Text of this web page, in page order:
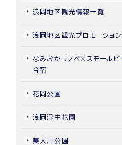
浪岡地区観光情報一覧
浪岡地区観光プロモーショ
なみおかリノベ×スモールビ
合宿
花岡公園
浪岡湿生花園
美人川公園